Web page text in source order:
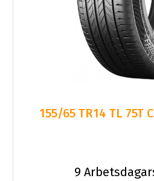
155/65 TR14 TL 75T
9